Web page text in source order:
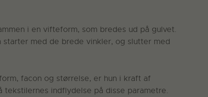
i en vifteform, som bredes ud på gulvet.
med de brede vinkler, og slutter med
facon og størrelse, er hun i kraft af
indflydelse på disse parametre.